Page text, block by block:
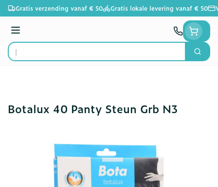
Ga naar de inhoud
Gratis verzending vanaf € 50 Gratis lokale levering vanaf € 50
Menu
Product, merk, categorie...
Zoek
Botalux 40 Panty Steun Grb N3